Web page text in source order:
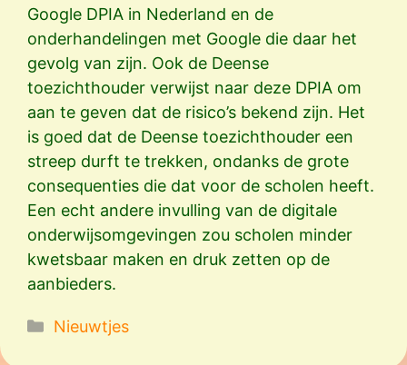
Google DPIA in Nederland en de
onderhandelingen met Google die daar het
gevolg van zijn. Ook de Deense
toezichthouder verwijst naar deze DPIA om
aan te geven dat de risico’s bekend zijn. Het
is goed dat de Deense toezichthouder een
streep durft te trekken, ondanks de grote
consequenties die dat voor de scholen heeft.
Een echt andere invulling van de digitale
onderwijsomgevingen zou scholen minder
kwetsbaar maken en druk zetten op de
aanbieders.
Categorieën
Nieuwtjes